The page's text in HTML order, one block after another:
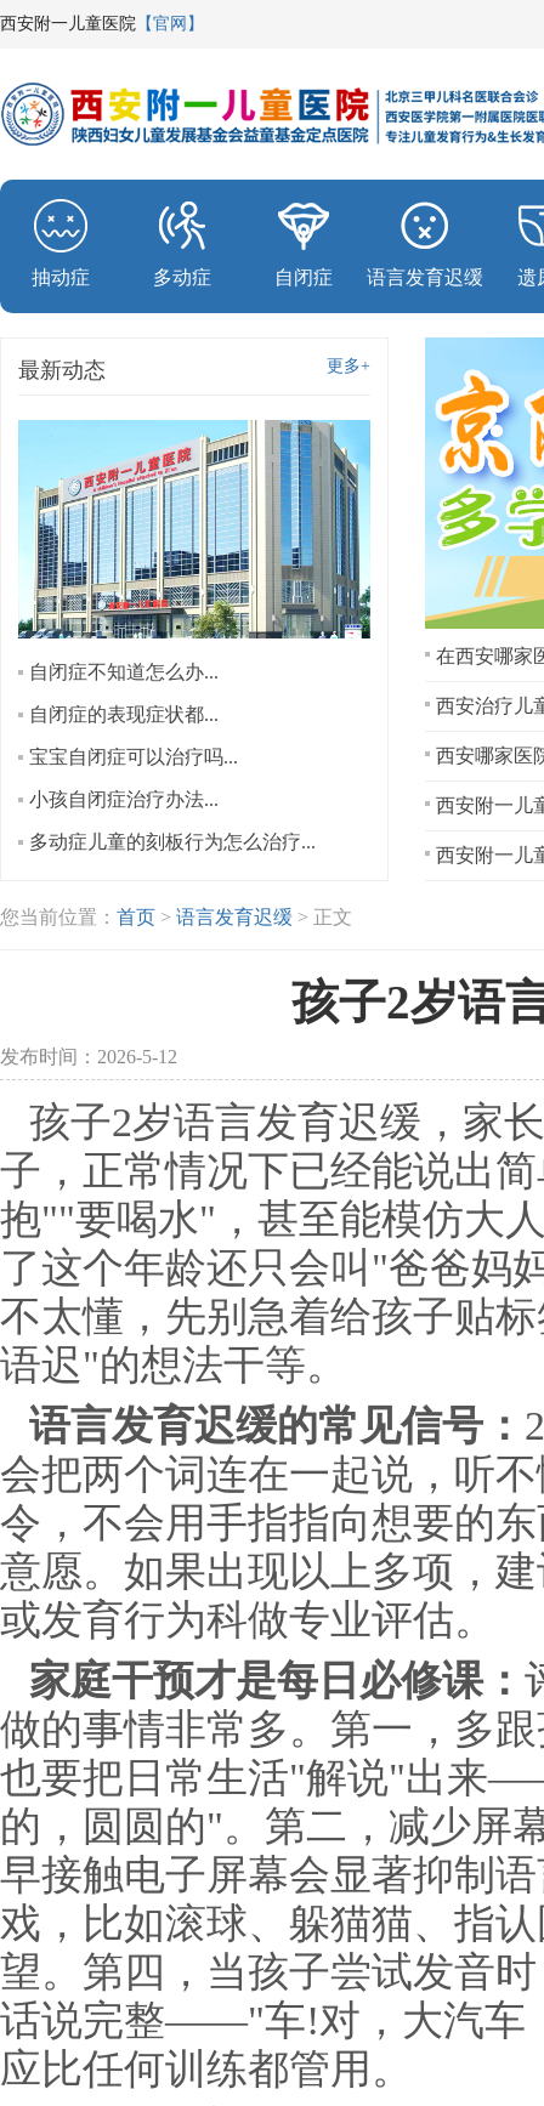
西安附一儿童医院 【官网】
抽动症 多动症 自闭症 语言发育迟缓 遗
更多+
最新动态
自闭症不知道怎么办...
自闭症的表现症状都...
宝宝自闭症可以治疗吗...
小孩自闭症治疗办法...
多动症儿童的刻板行为怎么治疗...
在西安哪家
西安治疗儿
西安附一儿
西安附一儿
您当前位置： 首页 > 语言发育迟缓 > 正文
孩子2岁语
发布时间：2026-5-12
孩子2岁语言发育迟缓，家
子，正常情况下已经能说出
抱""要喝水"，甚至能模仿大
了这个年龄还只会叫"爸爸妈
不太懂，先别急着给孩子贴
语迟"的想法干等。
语言发育迟缓的常见信号：
会把两个词连在一起说，听
令，不会用手指指向想要的
意愿。如果出现以上多项，
或发育行为科做专业评估。
家庭干预才是每日必修课：
做的事情非常多。第一，多
也要把日常生活"解说"出来
的，圆圆的"。第二，减少屏
早接触电子屏幕会显著抑制
戏，比如滚球、躲猫猫、指
望。第四，当孩子尝试发音
话说完整——"车!对，大汽车
应比任何训练都管用。